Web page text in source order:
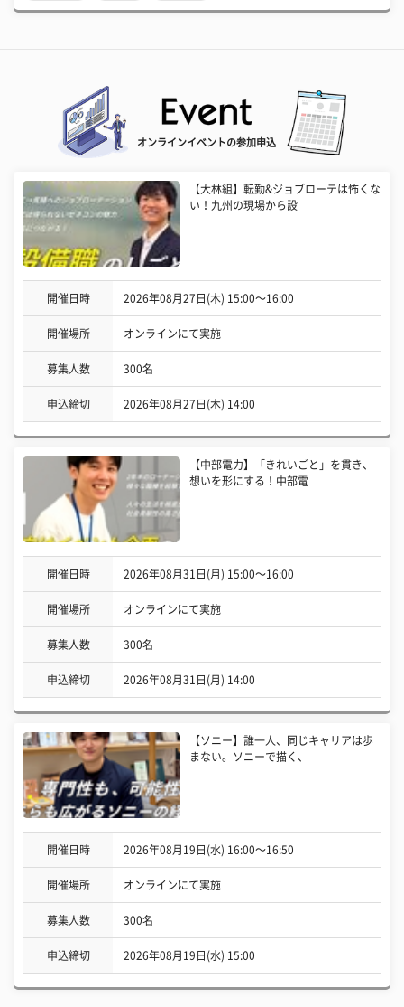
オンラインイベントの参加申込
【大林組】転勤&ジョブローテは怖くな
い！九州の現場から設
開催日時 2026年08月27日(木) 15:00〜16:00
開催場所 オンラインにて実施
募集人数 300名
申込締切 2026年08月27日(木) 14:00
【中部電力】「きれいごと」を貫き、
想いを形にする！中部電
開催日時 2026年08月31日(月) 15:00〜16:00
開催場所 オンラインにて実施
募集人数 300名
申込締切 2026年08月31日(月) 14:00
【ソニー】誰一人、同じキャリアは歩
まない。ソニーで描く、
開催日時 2026年08月19日(水) 16:00〜16:50
開催場所 オンラインにて実施
募集人数 300名
申込締切 2026年08月19日(水) 15:00